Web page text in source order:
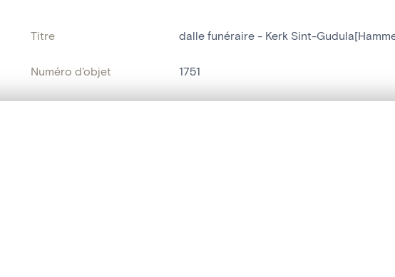
Titre dalle funéraire - Kerk Sint-
Numéro d'objet 1751